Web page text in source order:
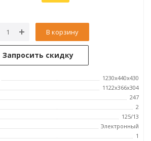
В корзину
Запросить скидку
1230x440x430
1122х366х304
247
2
125/13
Электронный
1